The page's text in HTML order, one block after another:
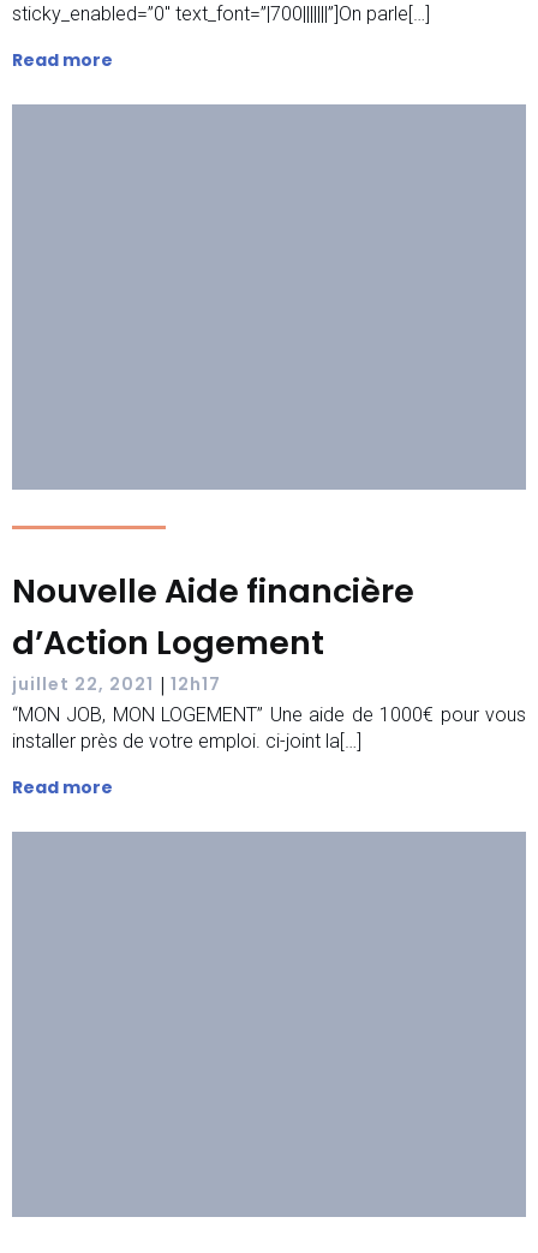
sticky_enabled=”0″ text_font=”|700|||||||”]On parle[…]
Read more
Nouvelle Aide financière
d’Action Logement
juillet 22, 2021 | 12h17
“MON JOB, MON LOGEMENT” Une aide de 1000€ pour vous
installer près de votre emploi. ci-joint la[…]
Read more